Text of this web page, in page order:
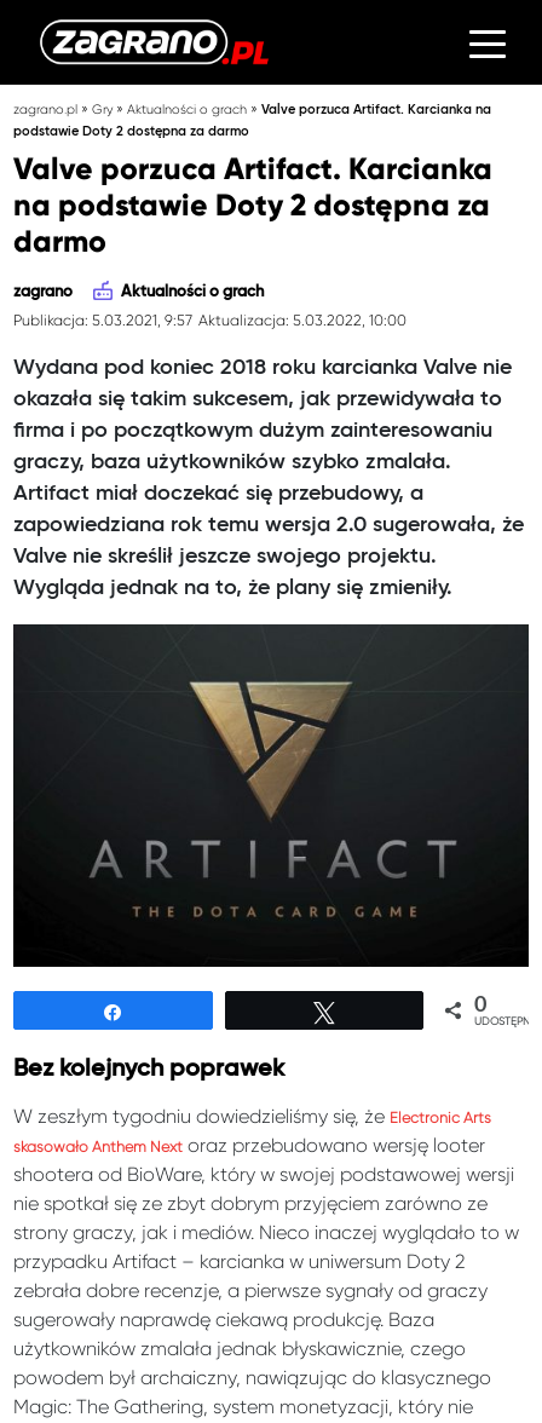
zagrano.pl »Gry»Aktualności o grach »Valve porzuca Artifact. Karcianka na
podstawie Doty 2 dostępna za darmo
Valve porzuca Artifact. Karcianka
na podstawie Doty 2 dostępna za
darmo
zagrano Aktualności o grach
Publikacja: 5.03.2021, 9:57 Aktualizacja: 5.03.2022, 10:00
Wydana pod koniec 2018 roku karcianka Valve nie
okazała się takim sukcesem, jak przewidywała to
firma i po początkowym dużym zainteresowaniu
graczy, baza użytkowników szybko zmalała.
Artifact miał doczekać się przebudowy, a
zapowiedziana rok temu wersja 2.0 sugerowała, że
Valve nie skreślił jeszcze swojego projektu.
Wygląda jednak na to, że plany się zmieniły.
0
Bez kolejnych poprawek
W zeszłym tygodniudowiedzieliśmy się, że Electronic Arts
skasowało Anthem Next oraz przebudowano wersję looter
shootera od BioWare, który w swojej podstawowej wersji
nie spotkał się ze zbyt dobrym przyjęciem zarówno ze
strony graczy, jak i mediów. Nieco inaczej wyglądało to w
przypadku Artifact – karcianka w uniwersum Doty 2
zebrała dobre recenzje, a pierwsze sygnały od graczy
sugerowały naprawdę ciekawą produkcję. Baza
użytkowników zmalała jednak błyskawicznie, czego
powodem był archaiczny, nawiązując do klasycznego
Magic: The Gathering, system monetyzacji, który nie